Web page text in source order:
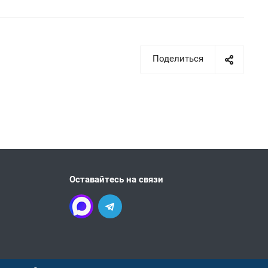
Поделиться
Оставайтесь на связи